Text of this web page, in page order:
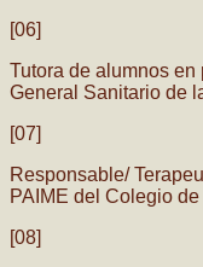
[06]
Tutora de alumnos
General Sanitario de
[07]
Responsable/
PAIME del Colegio
[08]